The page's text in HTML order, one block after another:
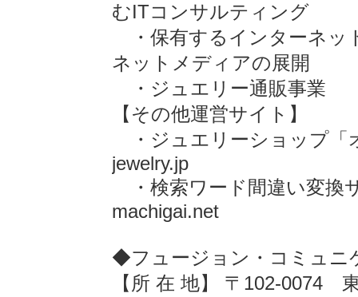
むITコンサルティング
・保有するインターネッ
ネットメディアの展開
・ジュエリー通販事業
【その他運営サイト】
・ジュエリーショップ「
jewelry.jp
・検索ワード間違い変換
machigai.net
◆フュージョン・コミュニ
【所 在 地】 〒102-0074